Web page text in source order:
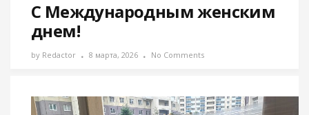
С Международным женским
днем!
by Redactor 8 марта, 2026 No Comments